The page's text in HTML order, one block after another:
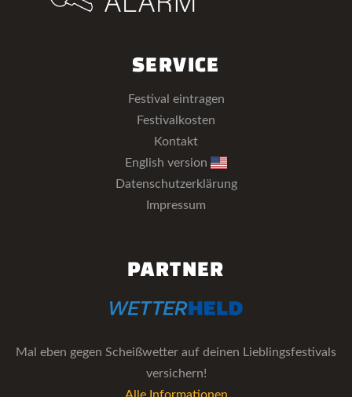
SERVICE
Festival eintragen
Festivalkosten
Kontakt
English version
Datenschutzerklärung
Impressum
PARTNER
Mal eben gegen Scheißwetter auf deinen Lieblingsfestivals
versichern!